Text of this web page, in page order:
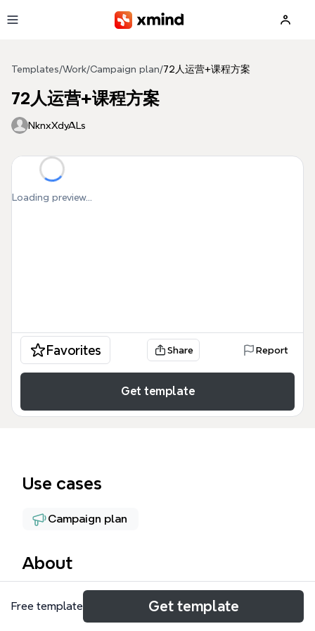
Templates/Work/Campaign plan/72人运营+课程方案
72人运营+课程方案
NknxXdyALs
Loading preview...
Favorites Share Report
Get template
Use cases
Campaign plan
About
这是一份面向72人规模的运营+课程方案模板，覆盖从
开课倒计时D0到结课后第7天的完整执行流程，包含群
Free template Get template